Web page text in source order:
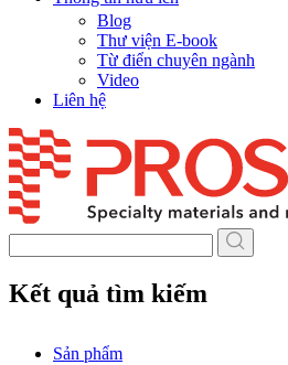
Blog
Thư viện E-book
Từ điển chuyên ngành
Video
Liên hệ
Skip
to
content
Kết quả tìm kiếm
Sản phẩm